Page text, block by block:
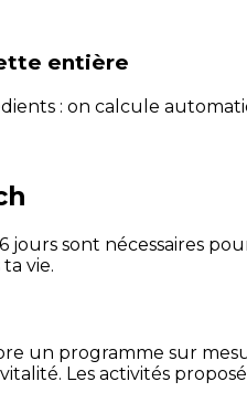
entière
: on calcule
sont nécessaires
vie.
un programme sur
Les activités